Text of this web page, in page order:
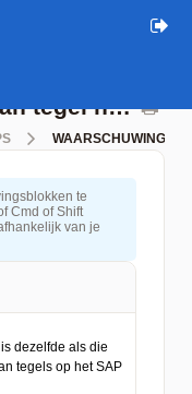
Waarschuwing "Laden van tegel niet mogelijk" : wat kan ik doen?
WAARSCHUWING
te
Cmd of Shift
van je